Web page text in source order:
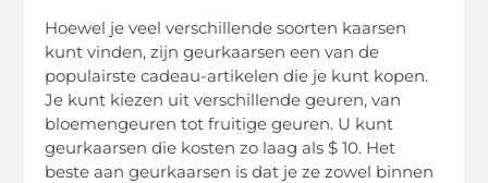
Hoewel je veel verschillende soorten kaarsen
kunt vinden, zijn geurkaarsen een van de
populairste cadeau-artikelen die je kunt kopen.
Je kunt kiezen uit verschillende geuren, van
bloemengeuren tot fruitige geuren. U kunt
geurkaarsen die kosten zo laag als $ 10. Het
beste aan geurkaarsen is dat je ze zowel binnen